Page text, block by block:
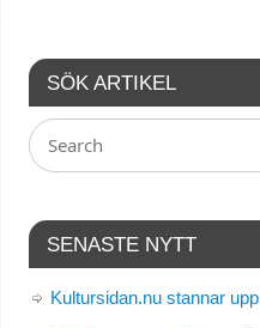
SÖK ARTIKEL
SENASTE NYTT
Kultursidan.nu stannar upp